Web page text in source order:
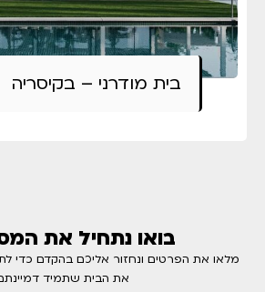
בית מודרני – בקיסריה
בואו נתחיל את
מלאו את הפרטים ונחזור אליכם בהקדם כדי
את הבית שתמיד